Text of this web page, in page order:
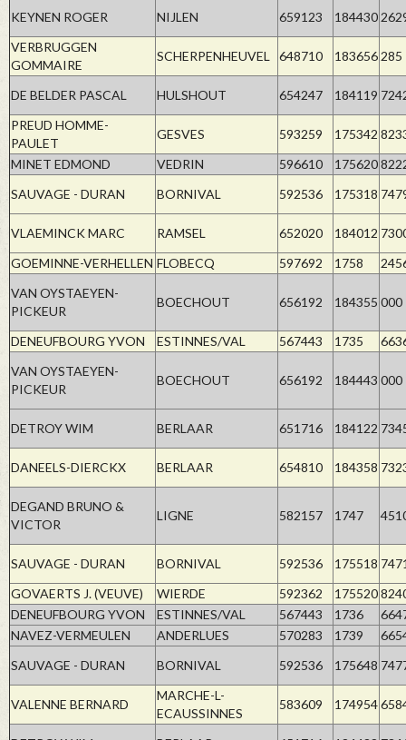
KEYNEN ROGER NIJLEN 659123 184430
VERBRUGGEN
GOMMAIRE
SCHERPENHEUVEL 648710 183656 285
DE BELDER PASCAL HULSHOUT 654247 184119
PREUD HOMME-
PAULET
GESVES 593259 175342
MINET EDMOND
VEDRIN 596610 175620
SAUVAGE - DURAN
BORNIVAL 592536 175318
VLAEMINCK MARC RAMSEL 652020 184012
GOEMINNE-VERHELLEN FLOBECQ 597692 1758
VAN OYSTAEYEN-
PICKEUR
BOECHOUT 656192 184355 000
DENEUFBOURG YVON ESTINNES/VAL 567443 1735
VAN OYSTAEYEN-
PICKEUR
BOECHOUT 656192 184443 000
DETROY WIM BERLAAR 651716 184122
DANEELS-DIERCKX BERLAAR 654810 184358
DEGAND BRUNO &
VICTOR
LIGNE 582157 1747
SAUVAGE - DURAN BORNIVAL 592536 175518
GOVAERTS J. (VEUVE)
WIERDE 592362 175520
DENEUFBOURG YVON
ESTINNES/VAL 567443 1736
NAVEZ-VERMEULEN
ANDERLUES 570283 1739
SAUVAGE - DURAN
BORNIVAL 592536 175648
VALENNE BERNARD
MARCHE-L-
ECAUSSINNES
583609 174954